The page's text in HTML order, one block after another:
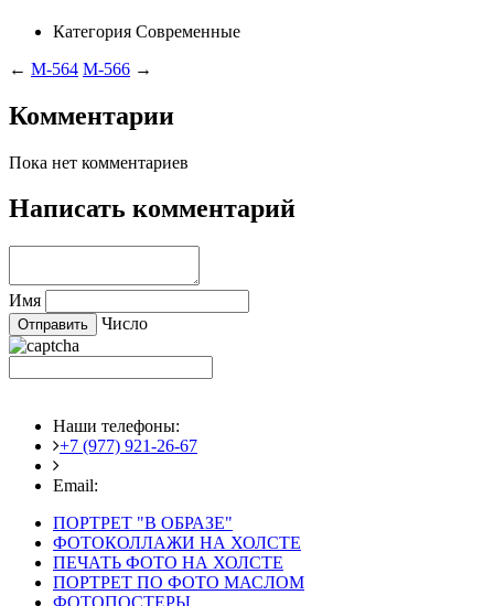
Категория Современные
← M-564 M-566 →
Комментарии
Пока нет комментариев
Написать комментарий
Имя
Число
Наши телефоны:
+7 (977) 921-26-67
Email:
ПОРТРЕТ "В ОБРАЗЕ"
ФОТОКОЛЛАЖИ НА ХОЛСТЕ
ПЕЧАТЬ ФОТО НА ХОЛСТЕ
ПОРТРЕТ ПО ФОТО МАСЛОМ